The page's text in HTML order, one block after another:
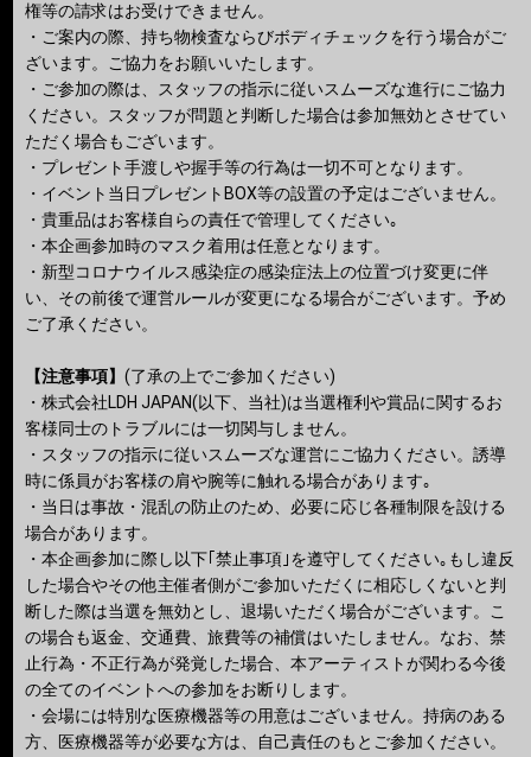
権等の請求はお受けできません。
・ご案内の際、持ち物検査ならびボディチェックを行う場合がご
ざいます。ご協力をお願いいたします。
・ご参加の際は、スタッフの指示に従いスムーズな進行にご協力
ください。スタッフが問題と判断した場合は参加無効とさせてい
ただく場合もございます。
・プレゼント手渡しや握手等の行為は一切不可となります。
・イベント当日プレゼントBOX等の設置の予定はございません。
・貴重品はお客様自らの責任で管理してください｡
・本企画参加時のマスク着用は任意となります。
・新型コロナウイルス感染症の感染症法上の位置づけ変更に伴
い、その前後で運営ルールが変更になる場合がございます。予め
ご了承ください。
【注意事項】(了承の上でご参加ください)
・株式会社LDH JAPAN(以下、当社)は当選権利や賞品に関するお
客様同士のトラブルには一切関与しません。
・スタッフの指示に従いスムーズな運営にご協力ください。誘導
時に係員がお客様の肩や腕等に触れる場合があります｡
・当日は事故・混乱の防止のため、必要に応じ各種制限を設ける
場合があります。
・本企画参加に際し以下｢禁止事項｣を遵守してください｡もし違反
した場合やその他主催者側がご参加いただくに相応しくないと判
断した際は当選を無効とし、退場いただく場合がございます。こ
の場合も返金、交通費、旅費等の補償はいたしません。なお、禁
止行為・不正行為が発覚した場合、本アーティストが関わる今後
の全てのイベントへの参加をお断りします。
・会場には特別な医療機器等の用意はございません。持病のある
方、医療機器等が必要な方は、自己責任のもとご参加ください。